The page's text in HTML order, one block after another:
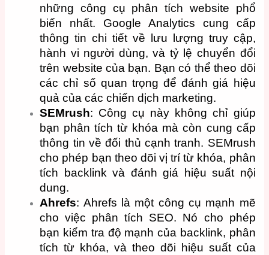
những công cụ phân tích website phổ
biến nhất. Google Analytics cung cấp
thông tin chi tiết về lưu lượng truy cập,
hành vi người dùng, và tỷ lệ chuyển đổi
trên website của bạn. Bạn có thể theo dõi
các chỉ số quan trọng để đánh giá hiệu
quả của các chiến dịch marketing.
SEMrush: Công cụ này không chỉ giúp
bạn phân tích từ khóa mà còn cung cấp
thông tin về đối thủ cạnh tranh. SEMrush
cho phép bạn theo dõi vị trí từ khóa, phân
tích backlink và đánh giá hiệu suất nội
dung.
Ahrefs: Ahrefs là một công cụ mạnh mẽ
cho việc phân tích SEO. Nó cho phép
bạn kiểm tra độ mạnh của backlink, phân
tích từ khóa, và theo dõi hiệu suất của